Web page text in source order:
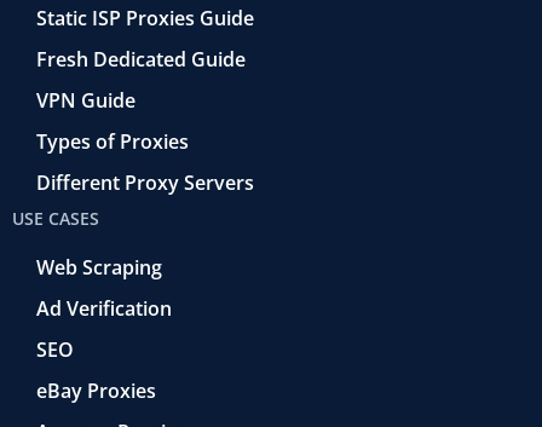
Static ISP Proxies Guide
Fresh Dedicated Guide
VPN Guide
Types of Proxies
Different Proxy Servers
USE CASES
Web Scraping
Ad Verification
SEO
eBay Proxies